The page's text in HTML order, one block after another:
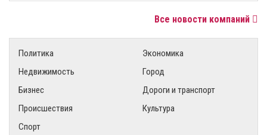
Все новости компаний
Политика
Экономика
Недвижимость
Город
Бизнес
Дороги и транспорт
Происшествия
Культура
Спорт